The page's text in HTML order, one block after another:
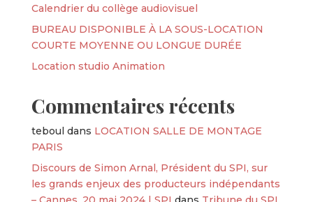
Calendrier du collège audiovisuel
BUREAU DISPONIBLE À LA SOUS-LOCATION
COURTE MOYENNE OU LONGUE DURÉE
Location studio Animation
Commentaires récents
teboul dans LOCATION SALLE DE MONTAGE
PARIS
Discours de Simon Arnal, Président du SPI, sur
les grands enjeux des producteurs indépendants